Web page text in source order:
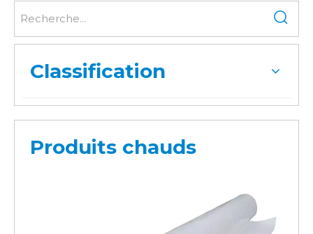
Classification
Produits chauds